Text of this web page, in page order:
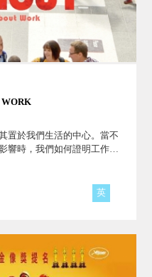
WORK
置於我們生活的中心。當不
響時，我們如何證明工作是
英